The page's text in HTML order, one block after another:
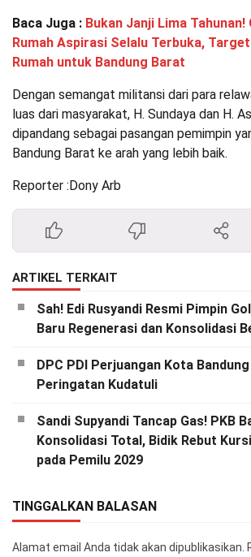
Baca Juga : Bukan Janji Lima
Rumah Aspirasi Selalu Terbuka,
Rumah untuk Bandung Barat
Dengan semangat militansi dari para
luas dari masyarakat, H. Sundaya dan H.
dipandang sebagai pasangan pemimpin
Bandung Barat ke arah yang lebih baik.
Reporter :Dony Arb
ARTIKEL TERKAIT
Sah! Edi Rusyandi Resmi Pimpin
Baru Regenerasi dan Konsolidasi
DPC PDI Perjuangan Kota
Peringatan Kudatuli
Sandi Supyandi Tancap Gas! PKB
Konsolidasi Total, Bidik Rebut
pada Pemilu 2029
TINGGALKAN BALASAN
Alamat email Anda tidak akan dipublikasikan.